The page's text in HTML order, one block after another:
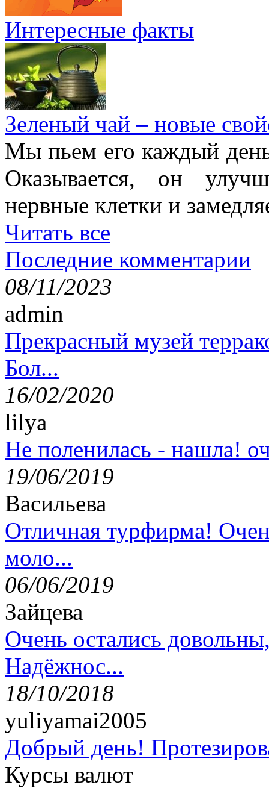
Интересные факты
Зеленый чай – новые
Мы пьем его каждый
Оказывается, он
нервные клетки и
Читать все
Последние комментарии
08/11/2023
admin
Прекрасный музей
Бол...
16/02/2020
lilya
Не поленилась - нашла!
19/06/2019
Васильева
Отличная турфирма!
моло...
06/06/2019
Зайцева
Очень остались
Надёжнос...
18/10/2018
yuliyamai2005
Добрый день!
Курсы валют